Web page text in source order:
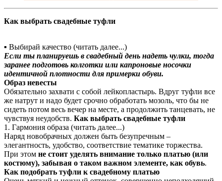
Как выбрать свадебные туфли
▪ Выбирай качество (читать далее...)
Если ты планируешь в свадебный день надеть чулки, тогда
заранее подготовь колготки или капроновые носочки
идентичной плотности для примерки обуви.
Образ невесты
Обязательно захвати с собой лейкопластырь. Вдруг туфли все
же натрут и надо будет срочно обработать мозоль, что бы не
сидеть потом весь вечер на месте, а продолжить танцевать, не
чувствуя неудобств. Как выбрать свадебные туфли
1. Гармония образа (читать далее...)
Наряд новобрачных должен быть безупречным –
элегантность, удобство, соответствие тематике торжества.
При этом не стоит уделять внимание только платью (или
костюму), забывая о таком важном элементе, как обувь.
Как подобрать туфли к свадебному платью